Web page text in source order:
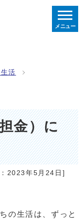
メニュー
活
金）に
2023年5月24日 ]
の生活は、ずっと